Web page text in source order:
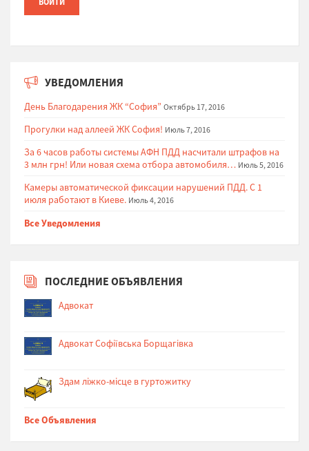
УВЕДОМЛЕНИЯ
День Благодарения ЖК “София” Октябрь 17, 2016
Прогулки над аллеей ЖК София! Июль 7, 2016
За 6 часов работы системы АФН ПДД насчитали штрафов на
3 млн грн! Или новая схема отбора автомобиля… Июль 5, 2016
Камеры автоматической фиксации нарушений ПДД. С 1
июля работают в Киеве. Июль 4, 2016
Все Уведомления
ПОСЛЕДНИЕ ОБЪЯВЛЕНИЯ
Адвокат
Адвокат Софіївська Борщагівка
Здам ліжко-місце в гуртожитку
Все Объявления